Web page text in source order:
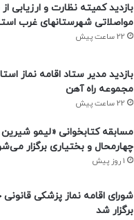
بازدید کمیته نظارت و ارزیابی از
مواصلاتی شهرستانهای غرب
22 ساعت پیش
بازدید مدیر ستاد اقامه نماز
مجموعه راه آهن
22 ساعت پیش
مسابقه کتابخوانی «لیمو
چهارمحال و بختیاری برگزار
1 روز پیش
شورای اقامه نماز پزشکی
برگزار شد